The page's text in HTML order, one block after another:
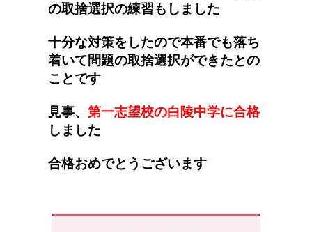
の取捨選択の練習もしました
十分な対策をしたので本番でも落ち
着いて問題の取捨選択ができたとの
ことです
見事、 第一志望校の白陵中学に合格
しました
合格おめでとうございます